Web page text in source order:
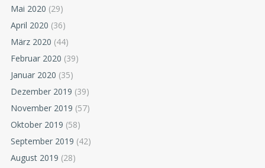
Mai 2020 (29)
April 2020 (36)
März 2020 (44)
Februar 2020 (39)
Januar 2020 (35)
Dezember 2019 (39)
November 2019 (57)
Oktober 2019 (58)
September 2019 (42)
August 2019 (28)